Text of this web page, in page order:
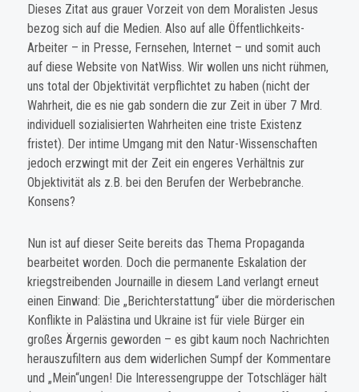
Dieses Zitat aus grauer Vorzeit von dem Moralisten Jesus
bezog sich auf die Medien. Also auf alle Öffentlichkeits-
Arbeiter – in Presse, Fernsehen, Internet – und somit auch
auf diese Website von NatWiss. Wir wollen uns nicht rühmen,
uns total der Objektivität verpflichtet zu haben (nicht der
Wahrheit, die es nie gab sondern die zur Zeit in über 7 Mrd.
individuell sozialisierten Wahrheiten eine triste Existenz
fristet). Der intime Umgang mit den Natur-Wissenschaften
jedoch erzwingt mit der Zeit ein engeres Verhältnis zur
Objektivität als z.B. bei den Berufen der Werbebranche.
Konsens?
Nun ist auf dieser Seite bereits das Thema Propaganda
bearbeitet worden. Doch die permanente Eskalation der
kriegstreibenden Journaille in diesem Land verlangt erneut
einen Einwand: Die „Berichterstattung“ über die mörderischen
Konflikte in Palästina und Ukraine ist für viele Bürger ein
großes Ärgernis geworden – es gibt kaum noch Nachrichten
herauszufiltern aus dem widerlichen Sumpf der Kommentare
und „Mein“ungen! Die Interessengruppe der Totschläger hält